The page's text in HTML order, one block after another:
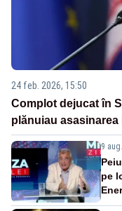
24 feb. 2026, 15:50
Complot dejucat în
plănuiau asasinarea
9
pe